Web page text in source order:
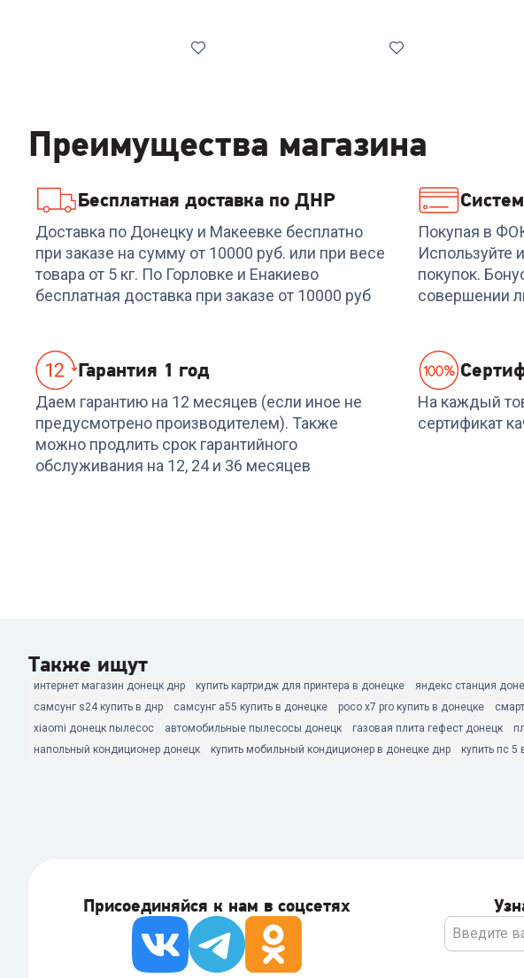
Код:6152926
Роутер TP-Link TL-
WR840N 300Мбит
+53 бонуса
Код: 00-00014367
Усилитель Wi-Fi TP-
LINK TL-WA854RE N300
Wi-Fi белый
+50бонусов
Преимущества магазина
Бесплатная доставка по ДНР
Доставка по Донецку и Макеевке бесплатно
при заказе на сумму от 10000 руб. или при весе
товара от 5 кг. По Горловке и Енакиево
бесплатная доставка при заказе от 10000 руб
Покупая в
Используйте
покупок.
совершении
Гарантия 1 год
Даем гарантию на 12 месяцев (если иное не
предусмотрено производителем). Также
можно продлить срок гарантийного
обслуживания на 12, 24 и 36 месяцев
На каждый
сертификат
Также ищут
интернет магазин донецк днр купить картридж для принтера в донецке яндекс станция
самсунг s24 купить в днр
самсунг а55 купить в донецке poco x7 pro купить в донецке
xiaomi донецк пылесос
автомобильные пылесосы донецк газовая плита гефест донецк
напольный кондиционер донецк
купить мобильный кондиционер в донецке днр купить пс 5
Присоединяйся к нам в соцсетях